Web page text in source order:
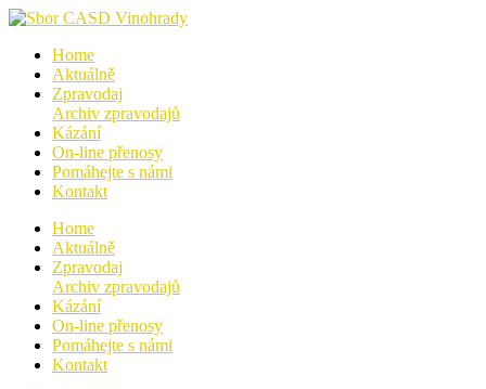
Home
Aktuálně
Zpravodaj
Archiv zpravodajů
Kázání
On-line přenosy
Pomáhejte s námi
Kontakt
Home
Aktuálně
Zpravodaj
Archiv zpravodajů
Kázání
On-line přenosy
Pomáhejte s námi
Kontakt